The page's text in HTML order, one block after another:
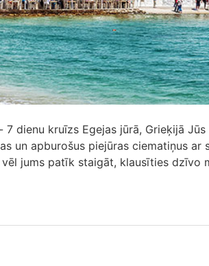
7 dienu kruīzs Egejas jūrā, Grieķijā
un apburošus piejūras ciematiņus ar
jums patīk staigāt, klausīties dzīvo